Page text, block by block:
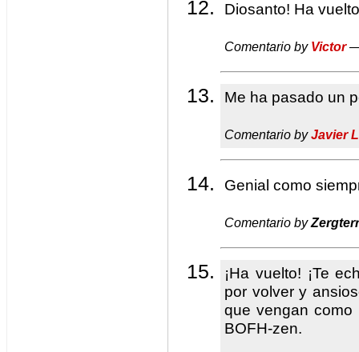
Diosanto! Ha
Comentario by Victor—
Me ha pasado un
Comentario byJavier
Genial como
Comentario by
¡Ha vuelto! ¡Te
por volver y
que vengan como
BOFH-zen.